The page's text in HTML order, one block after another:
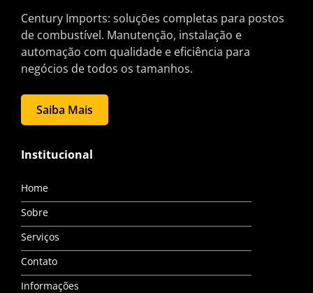
Century Imports: soluções completas para postos
de combustível. Manutenção, instalação e
automação com qualidade e eficiência para
negócios de todos os tamanhos.
Saiba Mais
Institucional
Home
Sobre
Serviços
Contato
Informações